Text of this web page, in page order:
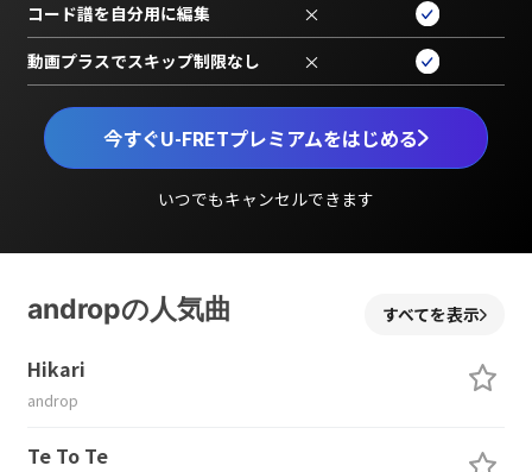
今すぐU-FRETプレミアムをはじめる
いつでもキャンセルできます
コード譜を自分用に編集 ×
動画プラスでスキップ制限なし ×
andropの人気曲 すべてを表示
Hikari
androp
Te To Te